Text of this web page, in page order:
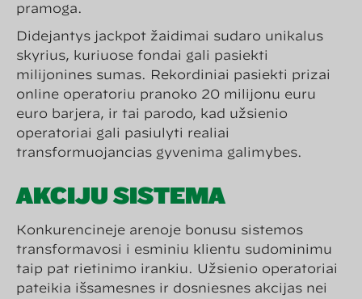
pramogą.
Didėjantys jackpot žaidimai sudaro unikalus
skyrius, kuriuose fondai gali pasiekti
milijonines sumas. Rekordiniai pasiekti prizai
online operatorių pranoko 20 milijonų eurų
euro barjerą, ir tai parodo, kad užsienio
operatoriai gali pasiūlyti realiai
transformuojančias gyvenimą galimybes.
AKCIJŲ SISTEMA
Konkurencinėje arenoje bonusų sistemos
transformavosi į esminiu klientų sudominimu
taip pat rietinimo įrankiu. Užsienio operatoriai
pateikia išsamesnes ir dosniesnes akcijas nei